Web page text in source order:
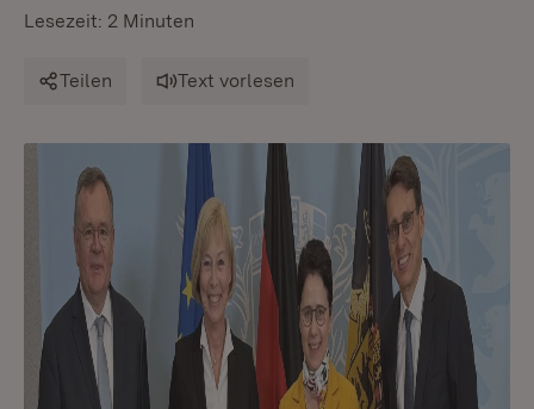
Lesezeit: 2 Minuten
Teilen Text vorlesen